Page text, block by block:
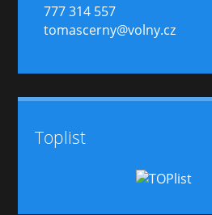
777 314 557
tomascerny@volny.cz
Toplist